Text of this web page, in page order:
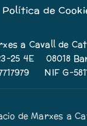
Política de
a Cavall de
25 4E 08018
NIF G-
de Marxes a